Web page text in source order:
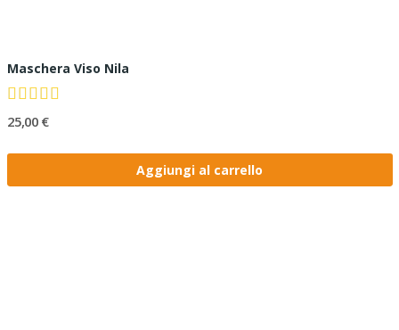
Maschera Viso Nila
25,00 €
Aggiungi al carrello